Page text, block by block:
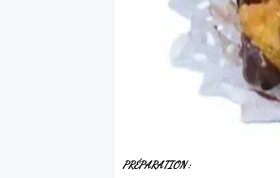
PRÉPARATION :